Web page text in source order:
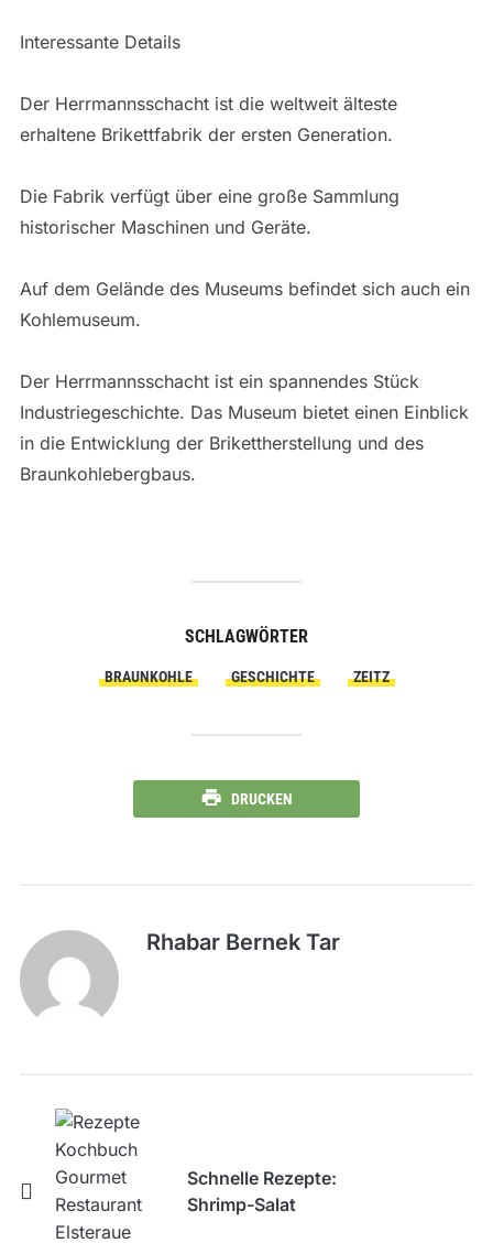
Interessante Details
Der Herrmannsschacht ist die weltweit älteste
erhaltene Brikettfabrik der ersten Generation.
Die Fabrik verfügt über eine große Sammlung
historischer Maschinen und Geräte.
Auf dem Gelände des Museums befindet sich auch ein
Kohlemuseum.
Der Herrmannsschacht ist ein spannendes Stück
Industriegeschichte. Das Museum bietet einen Einblick
in die Entwicklung der Brikettherstellung und des
Braunkohlebergbaus.
SCHLAGWÖRTER
BRAUNKOHLE GESCHICHTE ZEITZ
DRUCKEN
Rhabar Bernek Tar
Schnelle Rezepte:
Shrimp-Salat